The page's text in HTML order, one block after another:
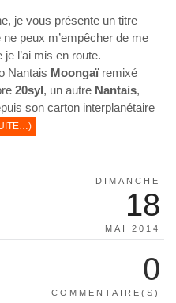
je vous présente un titre
ne peux m’empêcher de me
l’ai mis en route.
Nantais Moongaïremixé
20syl, un autre Nantais,
son carton interplanétaire
DIMANCHE
18
MAI 2014
0
COMMENTAIRE(S)